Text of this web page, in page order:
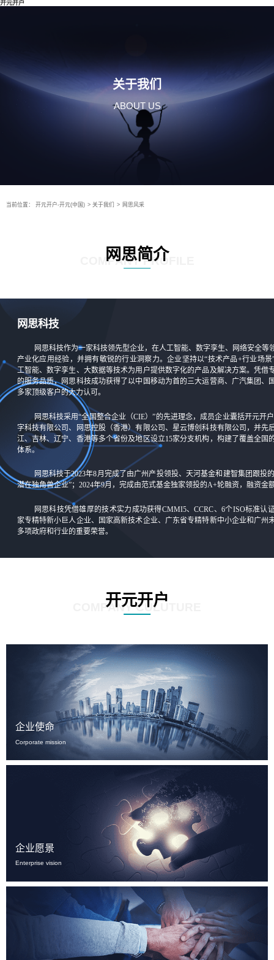
开元开户
关于我们
ABOUT US
当前位置： 开元开户-开元(中国) > 关于我们 > 网思风采
网思简介
COMPANY PROFILE
网思科技
网思科技作为一家科技领先型企业，在人工智能、数字孪生、网络安全等
产业化应用经验，并拥有敏锐的行业洞察力。企业坚持以“技术产品+行业场
工智能、数字孪生、大数据等技术为用户提供数字化的产品及解决方案。凭借
的服务品质，网思科技成功获得了以中国移动为首的三大运营商、广汽集团、
多家顶级客户的大力认可。
网思科技采用“全国整合企业（CIE）”的先进理念，成员企业囊括开元开
字科技有限公司、网思控股（香港）有限公司、星云博创科技有限公司，并先
江、吉林、辽宁、香港等多个省份及地区设立15家分支机构，构建了覆盖全国
体系。
网思科技于2023年8月完成了由广州产投领投、天河基金和建智集团跟投
潜在独角兽企业”；2024年9月，完成由范式基金独家领投的A+轮融资，融资金
网思科技凭借雄厚的技术实力成功获得CMMI5、CCRC、6个ISO标准认
家专精特新小巨人企业、国家高新技术企业、广东省专精特新中小企业和广州
多项政府和行业的重要荣誉。
开元开户
COMPANY CULUTURE
企业使命
Corporate mission
企业愿景
Enterprise vision